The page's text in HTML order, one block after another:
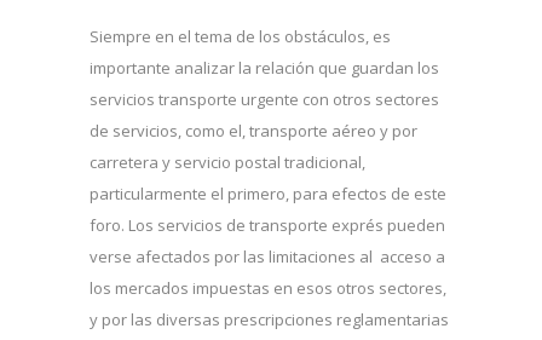
Siempre en el tema de los obstáculos, es
importante analizar la relación que guardan los
servicios transporte urgente con otros sectores
de servicios, como el, transporte aéreo y por
carretera y servicio postal tradicional,
particularmente el primero, para efectos de este
foro. Los servicios de transporte exprés pueden
verse afectados por las limitaciones al acceso a
los mercados impuestas en esos otros sectores,
y por las diversas prescripciones reglamentarias